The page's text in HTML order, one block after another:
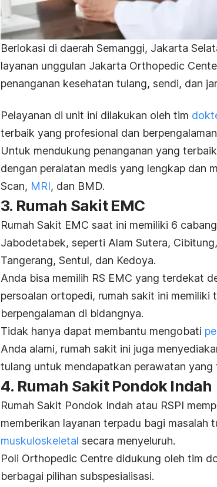
Berlokasi di daerah Semanggi, Jakarta
layanan unggulan Jakarta Orthopedic
penanganan kesehatan tulang, sendi, dan
Pelayanan di unit ini dilakukan oleh tim
terbaik yang profesional dan
Untuk mendukung penanganan yang
dengan peralatan medis yang lengkap dan
Scan, MRI, dan BMD.
3. Rumah Sakit EMC
Rumah Sakit EMC saat ini memiliki 6
Jabodetabek, seperti Alam Sutera,
Tangerang, Sentul, dan Kedoya.
Anda bisa memilih RS EMC yang terdekat
persoalan ortopedi, rumah sakit ini memiliki
berpengalaman di bidangnya.
Tidak hanya dapat membantu mengobati
Anda alami, rumah sakit ini juga
tulang untuk mendapatkan perawatan yang
4. Rumah Sakit Pondok Indah
Rumah Sakit Pondok Indah atau RSPI
memberikan layanan terpadu bagi masalah
muskuloskeletal secara menyeluruh.
Poli Orthopedic Centre didukung oleh tim
berbagai pilihan subspesialisasi.